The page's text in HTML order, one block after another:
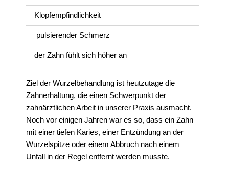
Klopfempfindlichkeit
pulsierender Schmerz
der Zahn fühlt sich höher an
Ziel der Wurzelbehandlung ist heutzutage die
Zahnerhaltung, die einen Schwerpunkt der
zahnärztlichen Arbeit in unserer Praxis ausmacht.
Noch vor einigen Jahren war es so, dass ein Zahn
mit einer tiefen Karies, einer Entzündung an der
Wurzelspitze oder einem Abbruch nach einem
Unfall in der Regel entfernt werden musste.